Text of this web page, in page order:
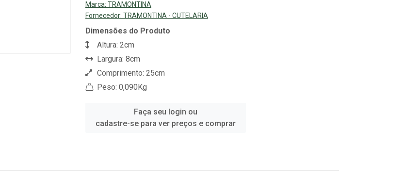
Marca: TRAMONTINA
Fornecedor: TRAMONTINA - CUTELARIA
Dimensões do Produto
Altura: 2cm
Largura: 8cm
Comprimento: 25cm
Peso: 0,090Kg
Faça seu login ou
cadastre-se para ver preços e comprar